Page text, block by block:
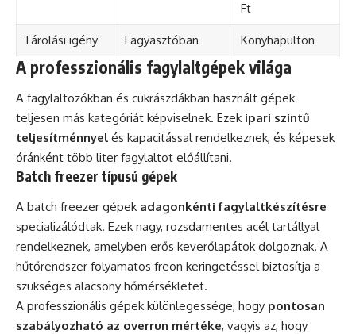
Ft
Tárolási igény Fagyasztóban Konyhapulton
A professzionális fagylaltgépek világa
A fagylaltozókban és cukrászdákban használt gépek
teljesen más kategóriát képviselnek. Ezek ipari szintű
teljesítménnyel és kapacitással rendelkeznek, és képesek
óránként több liter fagylaltot előállítani.
Batch freezer típusú gépek
A batch freezer gépek adagonkénti fagylaltkészítésre
specializálódtak. Ezek nagy, rozsdamentes acél tartállyal
rendelkeznek, amelyben erős keverőlapátok dolgoznak. A
hűtőrendszer folyamatos freon keringetéssel biztosítja a
szükséges alacsony hőmérsékletet.
A professzionális gépek különlegessége, hogy pontosan
szabályozható az overrun mértéke, vagyis az, hogy